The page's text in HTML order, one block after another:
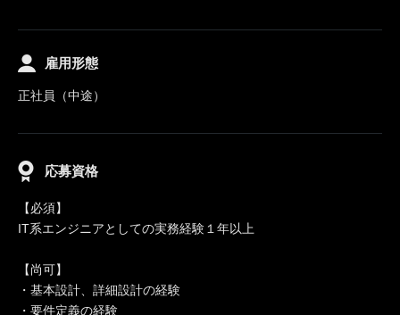
雇用形態
正社員（中途）
応募資格
【必須】
IT系エンジニアとしての実務経験１年以上
【尚可】
・基本設計、詳細設計の経験
・要件定義の経験